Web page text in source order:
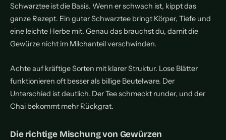
Schwarztee ist die Basis. Wenn er schwach ist, kippt das
ganze Rezept. Ein guter Schwarztee bringt Körper, Tiefe und
eine leichte Herbe mit. Genau das brauchst du, damit die
Gewürze nicht im Milchanteil verschwinden.
Achte auf kräftige Sorten mit klarer Struktur. Lose Blätter
funktionieren oft besser als billige Beutelware. Der
Unterschied ist deutlich. Der Tee schmeckt runder, und der
Chai bekommt mehr Rückgrat.
Die richtige Mischung von Gewürzen